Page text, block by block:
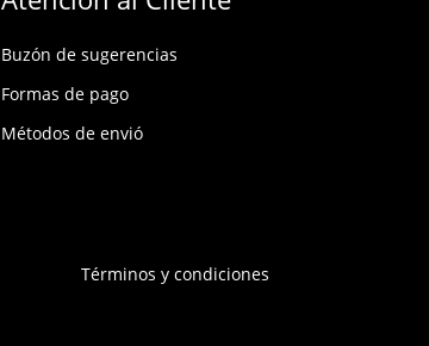
Buzón de sugerencias
Formas de pago
Métodos de envió
Términos y condiciones